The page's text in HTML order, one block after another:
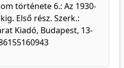
története 6.: Az 1930-
Első rész. Szerk.:
Kiadó, Budapest, 13-